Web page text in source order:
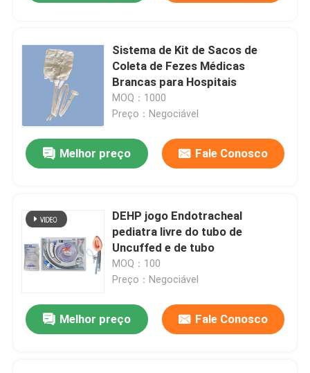
Sistema de Kit de Sacos de
Coleta de Fezes Médicas
Brancas para Hospitais
MOQ：1000
Preço：Negociável
Melhor preço Fale Conosco
DEHP jogo Endotracheal
pediatra livre do tubo de
Uncuffed e de tubo
MOQ：100
Preço：Negociável
Melhor preço Fale Conosco